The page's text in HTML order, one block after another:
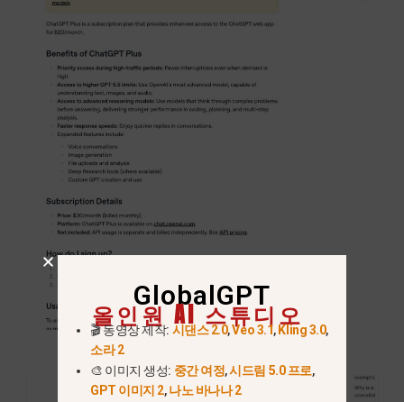
GlobalGPT
올인원 AI 스튜디오
🎬 동영상 제작: 시댄스 2.0,Veo 3.1, Kling 3.0,
소라 2
🎨 이미지 생성: 중간 여정,시드림 5.0 프로,
GPT 이미지 2,나노 바나나 2